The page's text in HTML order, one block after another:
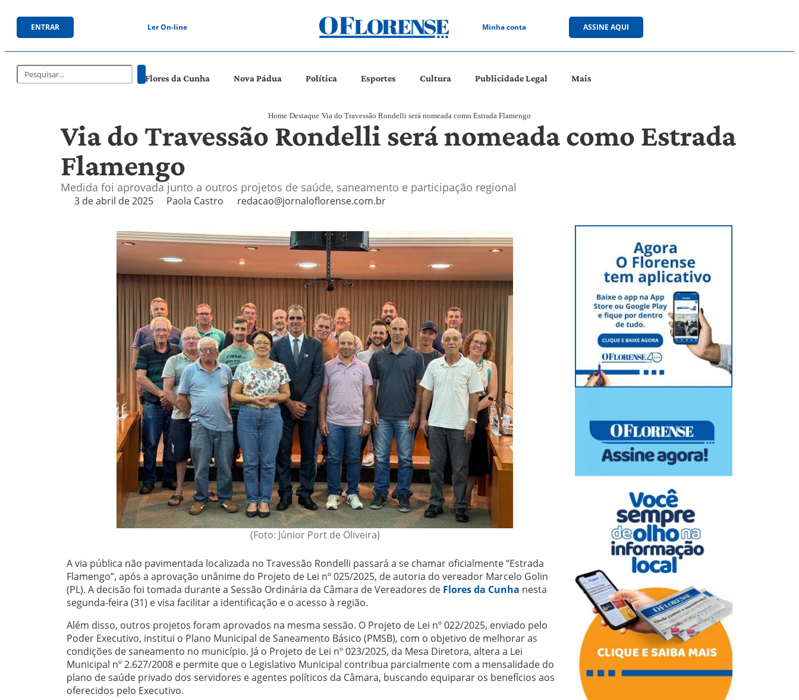
ENTRAR Ler On-line Minha conta ASSINE AQUI
Flores da Cunha Nova Pádua Política Esportes Cultura Publicidade Legal Mais
Home Destaque Via do Travessão Rondelli será nomeada como Estrada Flamengo
Via do Travessão Rondelli será nomeada como Estrada
Flamengo
Medida foi aprovada junto a outros projetos de saúde, saneamento e participação regional
3 de abril de 2025 Paola Castro redacao@jornaloflorense.com.br
(Foto: Júnior Port de Oliveira)
A via pública não pavimentada localizada no Travessão Rondelli passará a se chamar oficialmente “Estrada
Flamengo”, após a aprovação unânime do Projeto de Lei nº 025/2025, de autoria do vereador Marcelo Golin
(PL). A decisão foi tomada durante a Sessão Ordinária da Câmara de Vereadores de Flores da Cunha nesta
segunda-feira (31) e visa facilitar a identificação e o acesso à região.
Além disso, outros projetos foram aprovados na mesma sessão. O Projeto de Lei nº 022/2025, enviado pelo
Poder Executivo, institui o Plano Municipal de Saneamento Básico (PMSB), com o objetivo de melhorar as
condições de saneamento no município. Já o Projeto de Lei nº 023/2025, da Mesa Diretora, altera a Lei
Municipal nº 2.627/2008 e permite que o Legislativo Municipal contribua parcialmente com a mensalidade do
plano de saúde privado dos servidores e agentes políticos da Câmara, buscando equiparar os benefícios aos
oferecidos pelo Executivo.